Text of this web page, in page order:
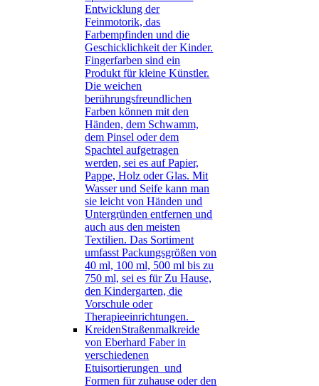
Entwicklung der
Feinmotorik, das
Farbempfinden und die
Geschicklichkeit der Kinder.
Fingerfarben sind ein
Produkt für kleine Künstler.
Die weichen
berührungsfreundlichen
Farben können mit den
Händen, dem Schwamm,
dem Pinsel oder dem
Spachtel aufgetragen
werden, sei es auf Papier,
Pappe, Holz oder Glas. Mit
Wasser und Seife kann man
sie leicht von Händen und
Untergründen entfernen und
auch aus den meisten
Textilien. Das Sortiment
umfasst Packungsgrößen von
40 ml, 100 ml, 500 ml bis zu
750 ml, sei es für Zu Hause,
den Kindergarten, die
Vorschule oder
Therapieeinrichtungen.
KreidenStraßenmalkreide
von Eberhard Faber in
verschiedenen
Etuisortierungen und
Formen für zuhause oder den